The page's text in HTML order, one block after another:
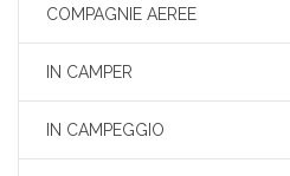
COMPAGNIE AEREE
IN CAMPER
IN CAMPEGGIO